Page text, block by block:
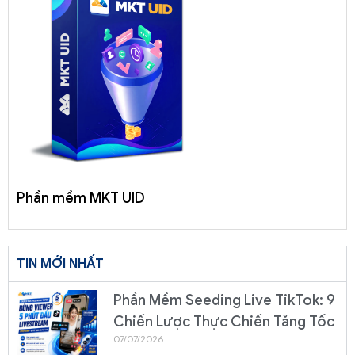
Phần mềm MKT UID
TIN MỚI NHẤT
Phần Mềm Seeding Live TikTok: 9
Chiến Lược Thực Chiến Tăng Tốc
07/07/2026